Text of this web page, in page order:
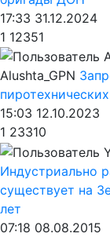
17:33 31.12.2024
1 12351
Alushta_GPN
15:03 12.10.2023
1 23310
Индустриально
существует на
лет
07:18 08.08.2015